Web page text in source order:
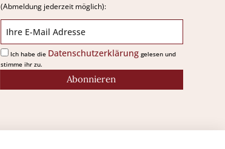
(Abmeldung jederzeit möglich):
Ich habe die Datenschutzerklärunggelesen und
stimme ihr zu.
Abonnieren